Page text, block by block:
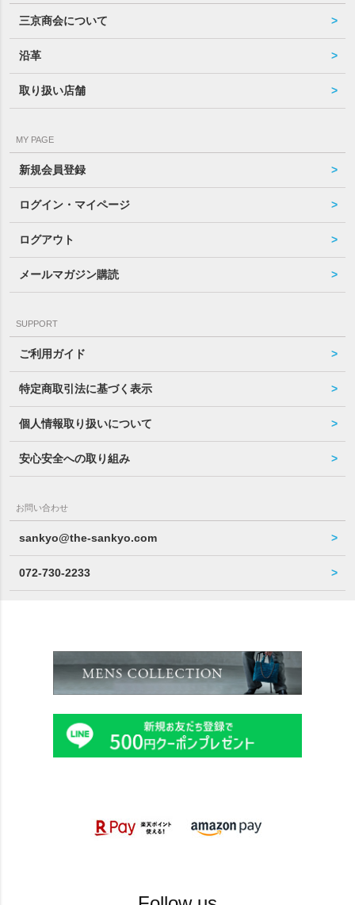
三京商会について
沿革
取り扱い店舗
MY PAGE
新規会員登録
ログイン・マイページ
ログアウト
メールマガジン購読
SUPPORT
ご利用ガイド
特定商取引法に基づく表示
個人情報取り扱いについて
安心安全への取り組み
お問い合わせ
sankyo@the-sankyo.com
072-730-2233